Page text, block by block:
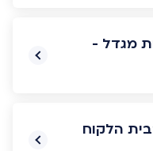
מגדל -
הלקוח